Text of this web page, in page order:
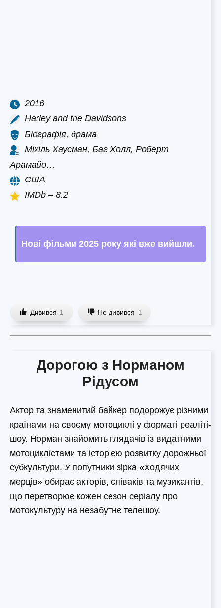
2016
Harley and the Davidsons
Біографія, драма
Міхіль Хаусман, Баг Холл, Роберт
Арамайо…
США
IMDb – 8.2
Нові фільми 2025 року які вже вийшли.
Дивився 1 Не дивився 1
Дорогою з Норманом
Рідусом
Актор та знаменитий байкер подорожує різними
країнами на своєму мотоциклі у форматі реаліті-
шоу. Норман знайомить глядачів із видатними
мотоциклістами та історією розвитку дорожньої
субкультури. У попутники зірка «Ходячих
мерців» обирає акторів, співаків та музикантів,
що перетворює кожен сезон серіалу про
мотокультуру на незабутнє телешоу.